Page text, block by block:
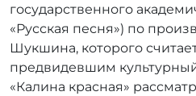
государственного
«Русская песня») по
Шукшина, которого
предвидевшим
«Калина красная»